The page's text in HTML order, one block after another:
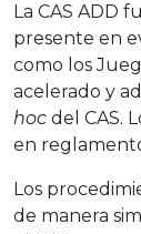
La CAS ADD
presente en
como los
acelerado y
hoc del CAS.
en
Los
de manera